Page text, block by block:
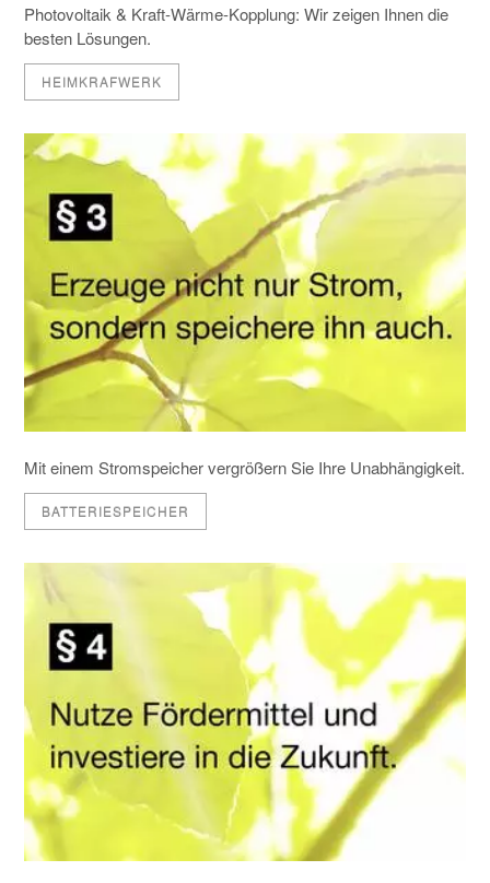
Photovoltaik & Kraft-Wärme-Kopplung: Wir zeigen Ihnen die
besten Lösungen.
HEIMKRAFWERK
Mit einem Stromspeicher vergrößern Sie Ihre Unabhängigkeit.
BATTERIESPEICHER